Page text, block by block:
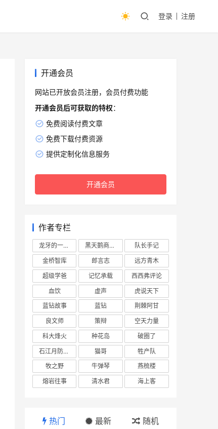
登录 注册
开通会员
网站已开放会员注册，会员付费功能
开通会员后可获取的特权：
免费阅读付费文章
免费下载付费资源
提供定制化信息服务
开通会员
作者专栏
龙牙的一座山 黑天鹅商业情报站
队长手记
金桥智库
郎言志
远方青木
超级学爸
记忆承载
西西弗评论
血饮
虚声
虎说天下
蓝钻故事
蓝钻
荆棘阿甘
良文师
策辩
空天力量
科大烽火
种花岛
破圈了
石江月防务观察
猫哥
牲产队
牧之野
牛弹琴
燕梳楼
熔岩往事
清水君 海上客
热门 最新 随机